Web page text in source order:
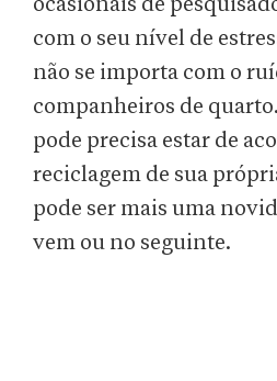
ocasionais de
com o seu nível de
não se importa com o
companheiros de
pode precisa estar de
reciclagem de sua
pode ser mais uma
vem ou no seguinte.